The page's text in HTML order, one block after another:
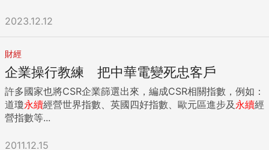
2023.12.12
財經
企業操行教練 把中華電變死忠客戶
許多國家也將CSR企業篩選出來，編成CSR相關指數，例如：
道瓊永續經營世界指數、英國四好指數、歐元區進步及 永續經
營指數等...
2011.12.15